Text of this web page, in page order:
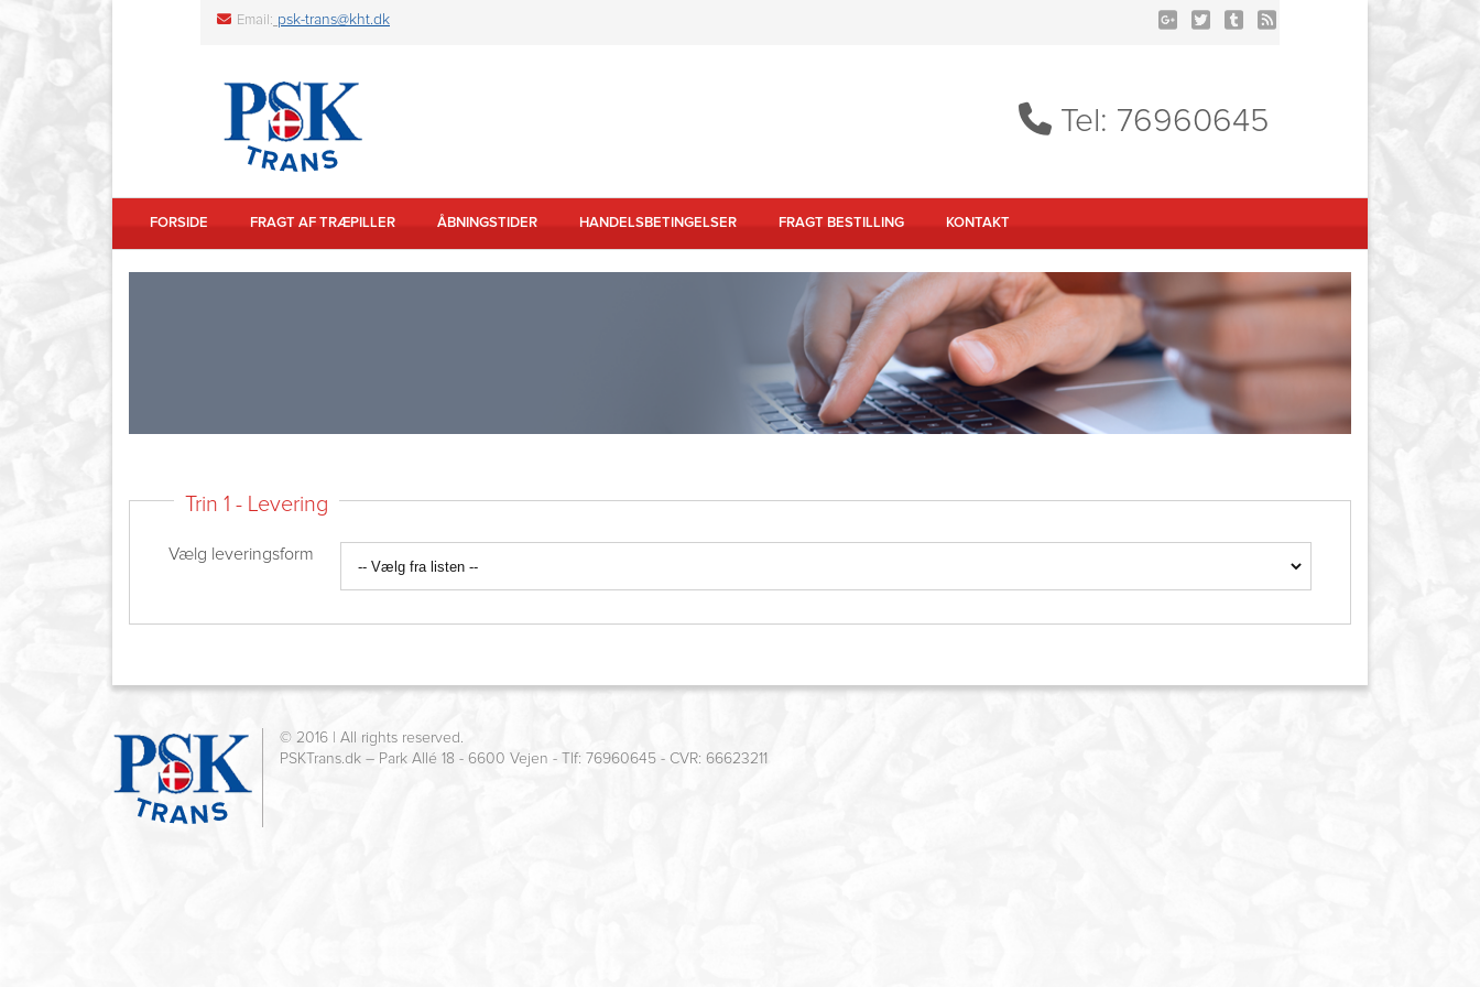
Email: psk-trans@kht.dk
Tel: 76960645
FORSIDE FRAGT AF TRÆPILLER ÅBNINGSTIDER HANDELSBETINGELSER FRAGT BESTILLING KONTAKT
Trin 1 - Levering
Vælg leveringsform
© 2016 | All rights reserved.
PSKTrans.dk – Park Allé 18 - 6600 Vejen - Tlf: 76960645 - CVR: 66623211